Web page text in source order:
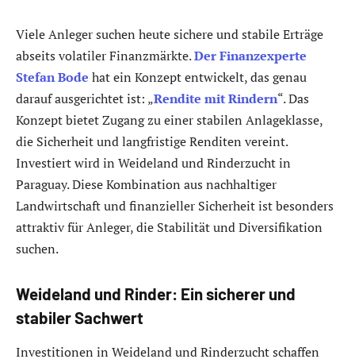
Viele Anleger suchen heute sichere und stabile Erträge
abseits volatiler Finanzmärkte.Der Finanzexperte
Stefan Bode hat ein Konzept entwickelt, das genau
darauf ausgerichtet ist: „Rendite mit Rindern“. Das
Konzept bietet Zugang zu einer stabilen Anlageklasse,
die Sicherheit und langfristige Renditen vereint.
Investiert wird in Weideland und Rinderzucht in
Paraguay. Diese Kombination aus nachhaltiger
Landwirtschaft und finanzieller Sicherheit ist besonders
attraktiv für Anleger, die Stabilität und Diversifikation
suchen.
Weideland und Rinder: Ein sicherer und
stabiler Sachwert
Investitionen in Weideland und Rinderzucht schaffen